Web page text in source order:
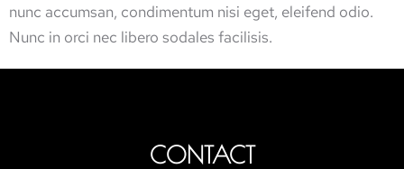
nunc accumsan, condimentum nisi eget, eleifend odio.
Nunc in orci nec libero sodales facilisis.
CONTACT